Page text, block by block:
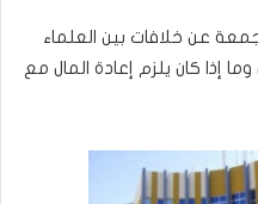
عن خلافات بين العلماء
إذا كان يلزم إعادة المال مع